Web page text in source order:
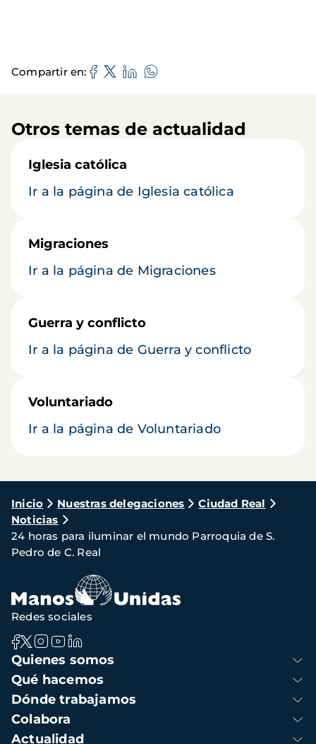
Compartir en
Otros temas de actualidad
Iglesia católica
Ir a la página de Iglesia católica
Migraciones
Ir a la página de Migraciones
Guerra y conflicto
Ir a la página de Guerra y conflicto
Voluntariado
Ir a la página de Voluntariado
Ruta
de
navegación
Inicio Nuestras delegaciones
Ciudad Real
Noticias
24 horas para iluminar el mundo Parroquia de S.
Pedro de C. Real
Navegación
principal
Quienes somos
Qué hacemos
Dónde trabajamos
Colabora
Actualidad
Redes sociales